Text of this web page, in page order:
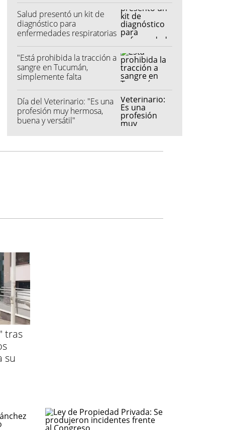
Salud presentó un kit de
diagnóstico para
enfermedades respiratorias
"Está prohibida la tracción a
sangre en Tucumán,
simplemente falta
Día del Veterinario: "Es una
profesión muy hermosa,
buena y versátil"
tras
su